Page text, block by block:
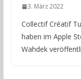
3. März 2022
Collectif Créatif
haben im Apple
Wahdek